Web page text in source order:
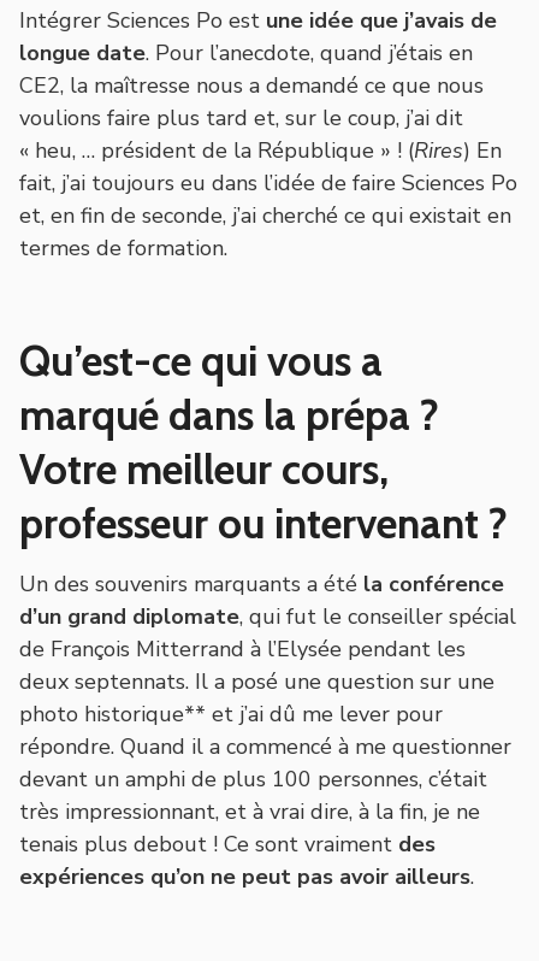
Intégrer Sciences Po est une idée que j’avais de
longue date. Pour l’anecdote, quand j’étais en
CE2, la maîtresse nous a demandé ce que nous
voulions faire plus tard et, sur le coup, j’ai dit
« heu, … président de la République » ! (Rires) En
fait, j’ai toujours eu dans l’idée de faire Sciences Po
et, en fin de seconde, j’ai cherché ce qui existait en
termes de formation.
Qu’est-ce qui vous a
marqué dans la prépa ?
Votre meilleur cours,
professeur ou intervenant ?
Un des souvenirs marquants a été la conférence
d’un grand diplomate, qui fut le conseiller spécial
de François Mitterrand à l’Elysée pendant les
deux septennats. Il a posé une question sur une
photo historique** et j’ai dû me lever pour
répondre. Quand il a commencé à me questionner
devant un amphi de plus 100 personnes, c’était
très impressionnant, et à vrai dire, à la fin, je ne
tenais plus debout ! Ce sont vraiment des
expériences qu’on ne peut pas avoir ailleurs.